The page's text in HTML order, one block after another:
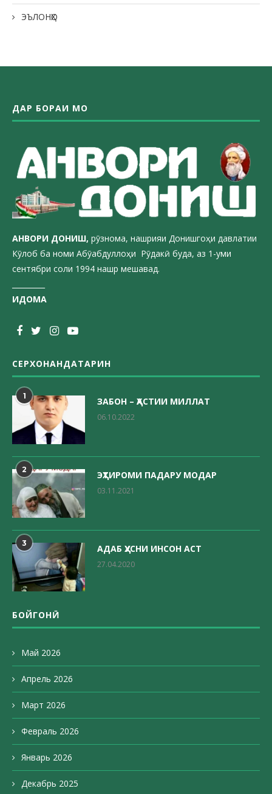
ЭЪЛОНҲО
ДАР БОРАИ МО
АНВОРИ ДОНИШ, рӯзнома, нашрияи Донишгоҳи давлатии
Кӯлоб ба номи Абӯабдуллоҳи Рӯдакӣ буда, аз 1-уми
сентябри соли 1994 нашр мешавад.
ИДОМА
СЕРХОНАНДАТАРИН
1 ЗАБОН – ҲАСТИИ МИЛЛАТ
06.10.2022
2 ЭҲТИРОМИ ПАДАРУ МОДАР
03.11.2021
3 АДАБ ҲУСНИ ИНСОН АСТ
27.04.2020
БОЙГОНӢ
Май 2026
Апрель 2026
Март 2026
Февраль 2026
Январь 2026
Декабрь 2025